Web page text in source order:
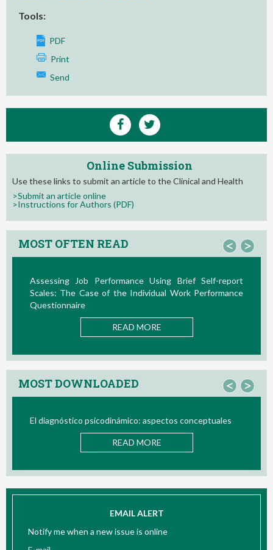
Tools:
PDF
Print
Send
Online Submission
Use these links to submit an article to the Clinical and Health
>Submit an article online
>Instructions for Authors (PDF)
MOST OFTEN READ < >
Brief Self-report
Work Performance
La Teoría de las Demandas y
Nuevos Desarrollos en la Última
MOST DOWNLOADED < >
conceptuales Bio/neurofeedback
EMAIL ALERT
Notify me when a new issue is online